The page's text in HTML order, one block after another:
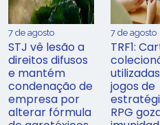
7 de agosto
STJ vê lesão a
direitos difusos
e mantém
condenação de
empresa por
alterar fórmula
7 de agosto
TRF1:
jogos de
RPG